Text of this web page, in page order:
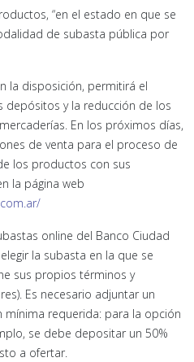
“en el estado en que se
de subasta pública por
la disposición, permitirá el
depósitos y la reducción de los
En los próximos días,
de venta para el proceso de
los productos con sus
la página web
online del Banco Ciudad
la subasta en la que se
sus propios términos y
Es necesario adjuntar un
requerida: para la opción
se debe depositar un 50%
a ofertar.